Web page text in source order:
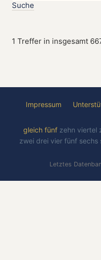
Suche
1 Treffer in insgesamt
Impressum
gleich fünf zehn viertel
zwei drei vier fünf sechs
Letztes